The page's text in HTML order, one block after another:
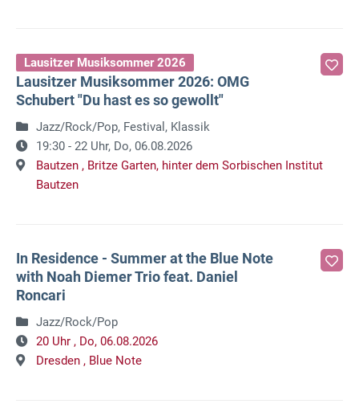
Lausitzer Musiksommer 2026
Lausitzer Musiksommer 2026: OMG
Schubert "Du hast es so gewollt"
Jazz/Rock/Pop, Festival, Klassik
19:30 - 22 Uhr, Do, 06.08.2026
Bautzen , Britze Garten, hinter dem Sorbischen Institut
Bautzen
In Residence - Summer at the Blue Note
with Noah Diemer Trio feat. Daniel
Roncari
Jazz/Rock/Pop
20 Uhr , Do, 06.08.2026
Dresden , Blue Note